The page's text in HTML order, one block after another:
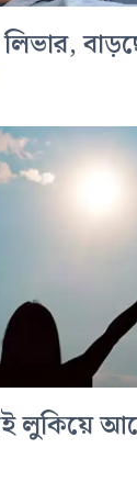
লিভার,
লুকিয়ে